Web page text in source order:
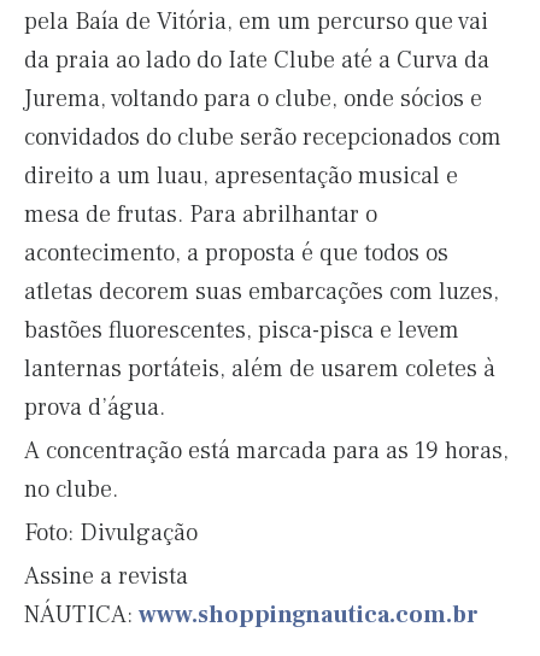
pela Baía de Vitória, em um percurso que vai
da praia ao lado do Iate Clube até a Curva da
Jurema, voltando para o clube, onde sócios e
convidados do clube serão recepcionados com
direito a um luau, apresentação musical e
mesa de frutas. Para abrilhantar o
acontecimento, a proposta é que todos os
atletas decorem suas embarcações com luzes,
bastões fluorescentes, pisca-pisca e levem
lanternas portáteis, além de usarem coletes à
prova d’água.
A concentração está marcada para as 19 horas,
no clube.
Foto: Divulgação
Assine a revista
NÁUTICA: www.shoppingnautica.com.br